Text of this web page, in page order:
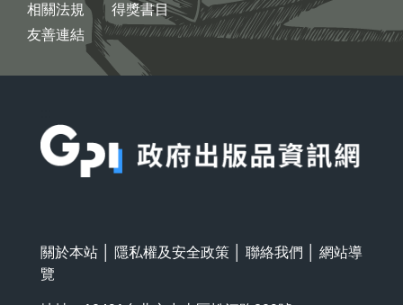
相關法規
友善連結
得獎書目
關於本站 隱私權及安全政策 聯絡我們
網站導
覽